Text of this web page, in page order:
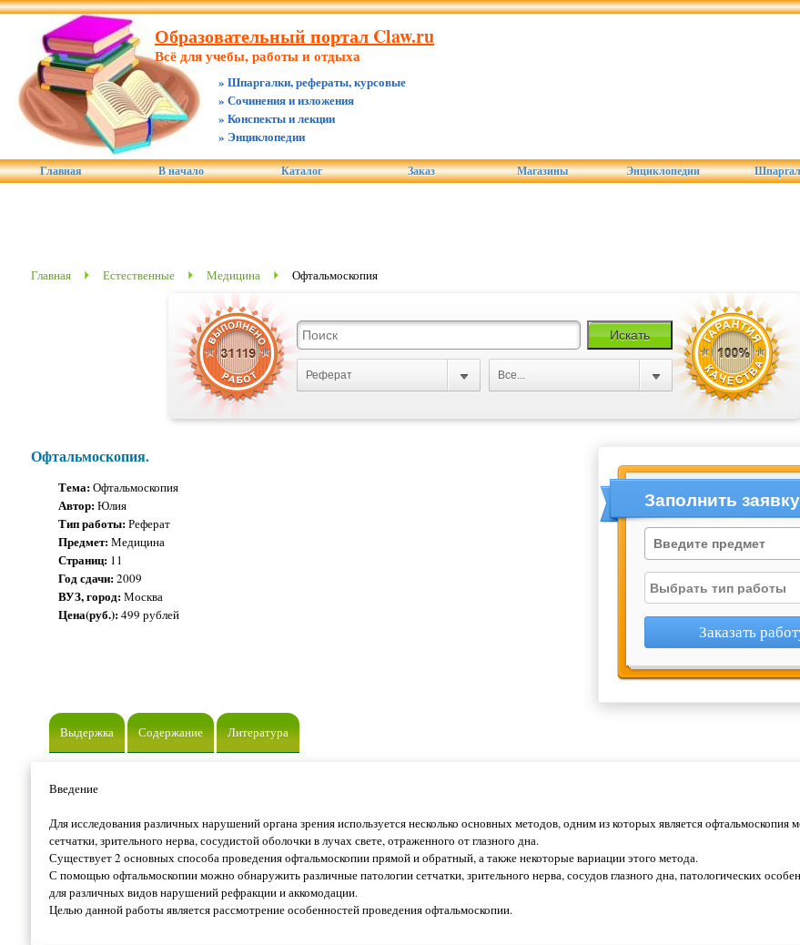
Образовательный портал Claw.ru
Всё для учебы, работы и отдыха
» Шпаргалки, рефераты, курсовые
» Сочинения и изложения
» Конспекты и лекции
» Энциклопедии
Главная В начало Каталог Заказ Магазины Энциклопедии
Главная Естественные Медицина Офтальмоскопия
Реферат Все...
Офтальмоскопия.
Тема:Офтальмоскопия
Автор:Юлия
Тип работы:Реферат
Предмет:Медицина
Страниц: 11
Год сдачи:2009
ВУЗ, город:Москва
Цена(руб.):499 рублей
Заполнить
Выдержка Содержание Литература
Введение
Для исследования различных нарушений органа зрения используется несколько основных методов, одним из которых является офтальмоскопия
сетчатки, зрительного нерва, сосудистой оболочки в лучах свете, отраженного от глазного дна.
Существует 2 основных способа проведения офтальмоскопии прямой и обратный, а также некоторые вариации этого метода.
С помощью офтальмоскопии можно обнаружить различные патологии сетчатки, зрительного нерва, сосудов глазного дна, патологических
для различных видов нарушений рефракции и аккомодации.
Целью данной работы является рассмотрение особенностей проведения офтальмоскопии.